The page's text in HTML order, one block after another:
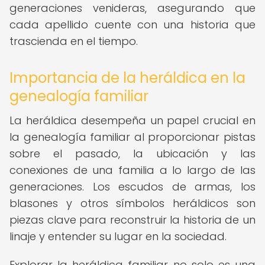
generaciones venideras, asegurando que
cada apellido cuente con una historia que
trascienda en el tiempo.
Importancia de la heráldica en la
genealogía familiar
La heráldica desempeña un papel crucial en
la genealogía familiar al proporcionar pistas
sobre el pasado, la ubicación y las
conexiones de una familia a lo largo de las
generaciones. Los escudos de armas, los
blasones y otros símbolos heráldicos son
piezas clave para reconstruir la historia de un
linaje y entender su lugar en la sociedad.